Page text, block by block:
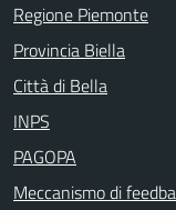
Regione Piemonte
Provincia Biella
Città di Bella
INPS
PAGOPA
Meccanismo di